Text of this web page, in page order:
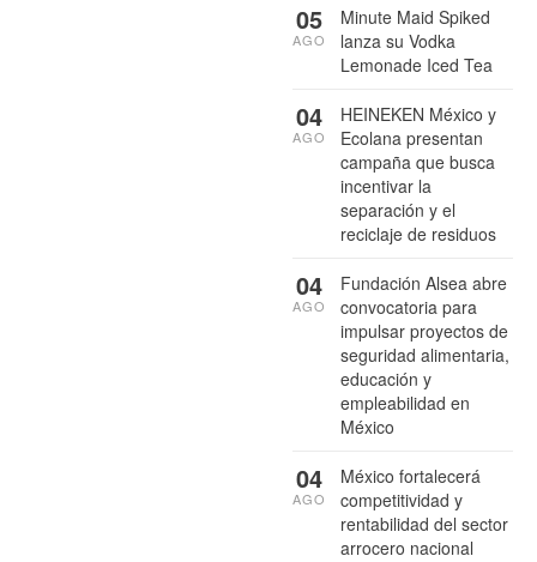
Minute Maid Spiked
lanza su Vodka
Lemonade Iced Tea
05
AGO
HEINEKEN México y
Ecolana presentan
campaña que busca
incentivar la
separación y el
reciclaje de residuos
04
AGO
Fundación Alsea abre
convocatoria para
impulsar proyectos de
seguridad alimentaria,
educación y
empleabilidad en
México
04
AGO
México fortalecerá
competitividad y
rentabilidad del sector
arrocero nacional
04
AGO